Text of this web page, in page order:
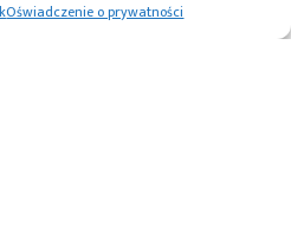
Oświadczenie o prywatności